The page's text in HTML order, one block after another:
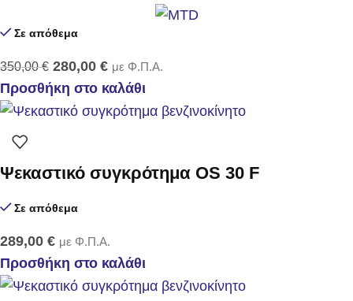
Σε απόθεμα
350,00€ 280,00 € με Φ.Π.Α.
Προσθήκη στο καλάθι
Ψεκαστικό συγκρότημα OS 30 F
Σε απόθεμα
289,00 € με Φ.Π.Α.
Προσθήκη στο καλάθι